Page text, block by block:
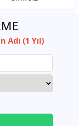
(1 Yıl)